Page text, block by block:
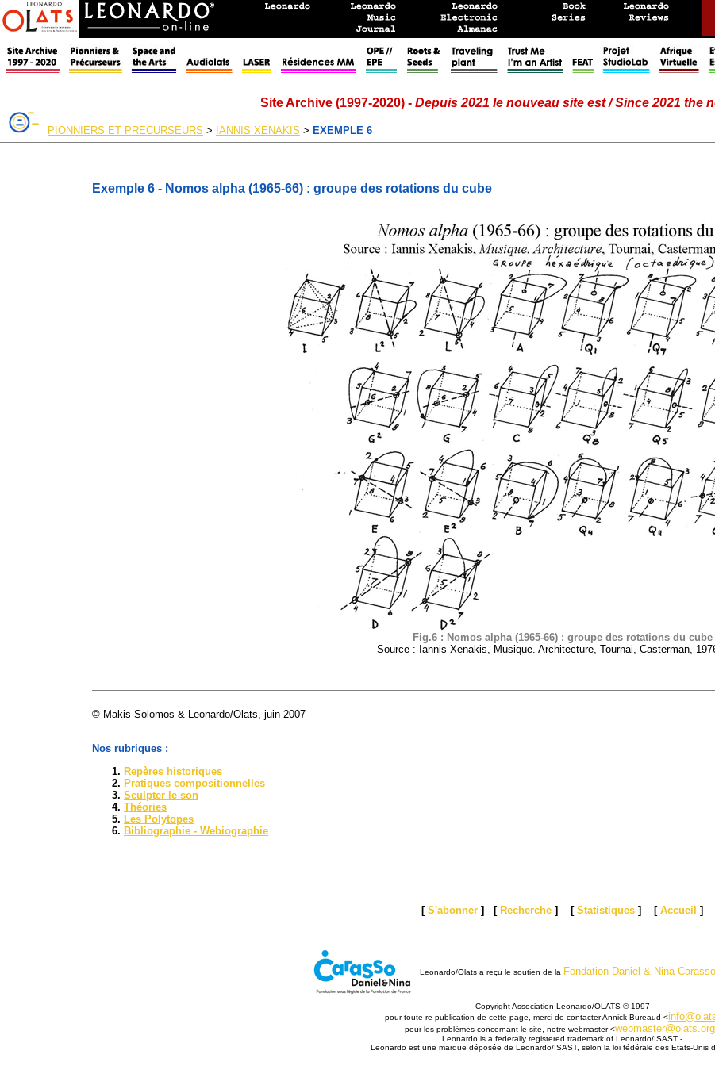
Site Archive (1997-2020) - Depuis 2021 le nouveau site est / Since 2021 the
PIONNIERS ET PRECURSEURS > IANNIS XENAKIS > EXEMPLE 6
Exemple 6 - Nomos alpha (1965-66) : groupe des rotations du cube
Fig.6 : Nomos alpha (1965-66) : groupe des rotations du cube
Source : Iannis Xenakis, Musique. Architecture, Tournai, Casterman,
© Makis Solomos & Leonardo/Olats, juin 2007
Nos rubriques :
Repères historiques
Pratiques compositionnelles
Sculpter le son
Théories
Les Polytopes
Bibliographie - Webiographie
[ S'abonner ] [ Recherche ] [ Statistiques ] [ Accueil ]
Leonardo/Olats a reçu le soutien de la Fondation Daniel & Nina Carasso
Copyright Association Leonardo/OLATS © 1997
pour toute re-publication de cette page, merci de contacter Annick Bureaud <
pour les problèmes concernant le site, notre webmaster <webmaster@olats.org
Leonardo is a federally registered trademark of Leonardo/ISAST -
Leonardo est une marque déposée de Leonardo/ISAST, selon la loi fédérale des Etats-Unis